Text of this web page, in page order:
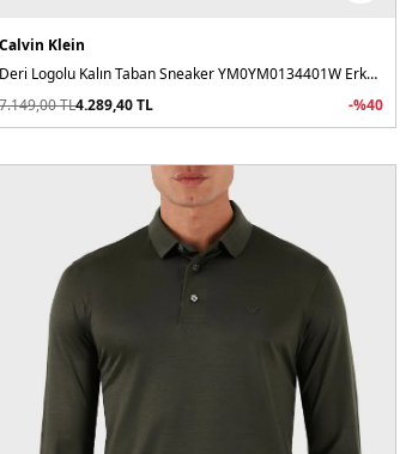
Calvin Klein
Deri Logolu Kalın Taban Sneaker YM0YM0134401W Erkek Ayakkabı
7.149,00TL4.289,40TL -%40